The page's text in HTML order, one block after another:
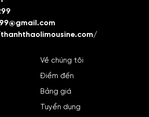
Về chúng tôi
Điểm đến
Bảng giá
Tuyển dụng